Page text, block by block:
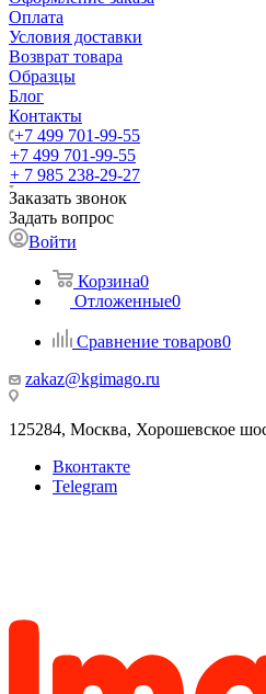
Оплата
Условия доставки
Возврат товара
Образцы
Блог
Контакты
+7 499 701-99-55
+7 499 701-99-55
+ 7 985 238-29-27
Заказать звонок
Задать вопрос
Войти
Корзина0
Отложенные0
Сравнение товаров0
zakaz@kgimago.ru
125284, Москва, Хорошевское
Вконтакте
Telegram